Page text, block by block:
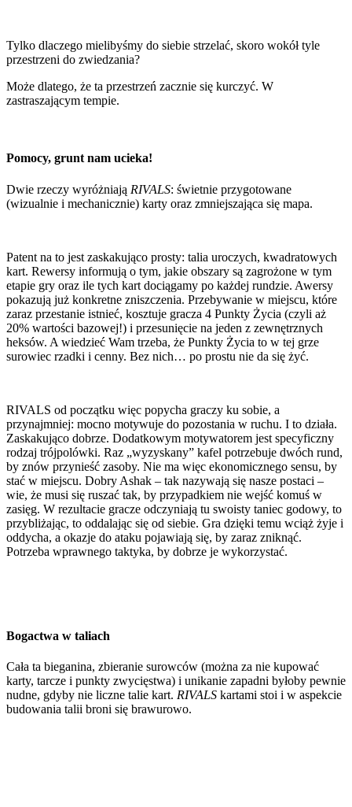
Tylko dlaczego mielibyśmy do siebie strzelać, skoro wokół tyle
przestrzeni do zwiedzania?
Może dlatego, że ta przestrzeń zacznie się kurczyć. W
zastraszającym tempie.
Pomocy, grunt nam ucieka!
Dwie rzeczy wyróżniają RIVALS: świetnie przygotowane
(wizualnie i mechanicznie) karty oraz zmniejszająca się mapa.
Patent na to jest zaskakująco prosty: talia uroczych, kwadratowych
kart. Rewersy informują o tym, jakie obszary są zagrożone w tym
etapie gry oraz ile tych kart dociągamy po każdej rundzie. Awersy
pokazują już konkretne zniszczenia. Przebywanie w miejscu, które
zaraz przestanie istnieć, kosztuje gracza 4 Punkty Życia (czyli aż
20% wartości bazowej!) i przesunięcie na jeden z zewnętrznych
heksów. A wiedzieć Wam trzeba, że Punkty Życia to w tej grze
surowiec rzadki i cenny. Bez nich… po prostu nie da się żyć.
RIVALS od początku więc popycha graczy ku sobie, a
przynajmniej: mocno motywuje do pozostania w ruchu. I to działa.
Zaskakująco dobrze. Dodatkowym motywatorem jest specyficzny
rodzaj trójpolówki. Raz „wyzyskany” kafel potrzebuje dwóch rund,
by znów przynieść zasoby. Nie ma więc ekonomicznego sensu, by
stać w miejscu. Dobry Ashak – tak nazywają się nasze postaci –
wie, że musi się ruszać tak, by przypadkiem nie wejść komuś w
zasięg. W rezultacie gracze odczyniają tu swoisty taniec godowy, to
przybliżając, to oddalając się od siebie. Gra dzięki temu wciąż żyje i
oddycha, a okazje do ataku pojawiają się, by zaraz zniknąć.
Potrzeba wprawnego taktyka, by dobrze je wykorzystać.
Bogactwa w taliach
Cała ta bieganina, zbieranie surowców (można za nie kupować
karty, tarcze i punkty zwycięstwa) i unikanie zapadni byłoby pewnie
nudne, gdyby nie liczne talie kart. RIVALS kartami stoi i w aspekcie
budowania talii broni się brawurowo.